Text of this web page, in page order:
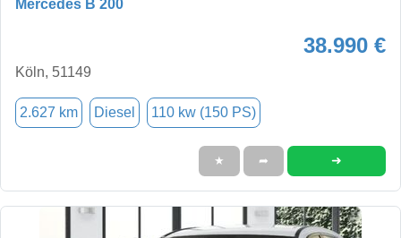
Mercedes B 200
38.990 €
Köln, 51149
2.627 km Diesel 110 kw (150 PS)
★ ➦ ➜